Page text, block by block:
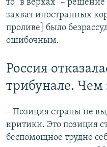
то "в верхах" –
захват иностранных
проливе] было
ошибочным.
Россия
трибунале. Чем
– Позиция страны не
критики. Это позиция
беспомощное трудно